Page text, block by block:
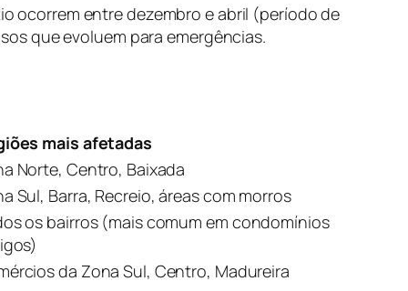
ocorrem entre dezembro e abril (período de
que evoluem para emergências.
mais afetadas
Norte, Centro, Baixada
Sul, Barra, Recreio, áreas com morros
os bairros (mais comum em condomínios
da Zona Sul, Centro, Madureira